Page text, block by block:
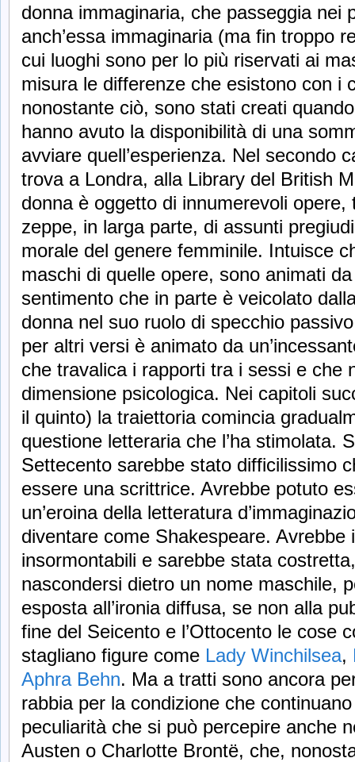
donna immaginaria, che passeggia nei
anch’essa immaginaria (ma fin troppo
cui luoghi sono per lo più riservati ai
misura le differenze che esistono con i
nonostante ciò, sono stati creati
hanno avuto la disponibilità di una
avviare quell’esperienza. Nel secondo
trova a Londra, alla Library del British
donna è oggetto di innumerevoli
zeppe, in larga parte, di assunti
morale del genere femminile. Intuisce
maschi di quelle opere, sono animati
sentimento che in parte è veicolato
donna nel suo ruolo di specchio
per altri versi è animato da
che travalica i rapporti tra i sessi e che
dimensione psicologica. Nei capitoli
il quinto) la traiettoria comincia
questione letteraria che l’ha stimolata.
Settecento sarebbe stato difficilissimo
essere una scrittrice. Avrebbe potuto
un’eroina della letteratura
diventare come Shakespeare. Avrebbe
insormontabili e sarebbe stata
nascondersi dietro un nome maschile,
esposta all’ironia diffusa, se non alla
fine del Seicento e l’Ottocento le cose
stagliano figure come Lady Winchilsea,
Aphra Behn. Ma a tratti sono ancora
rabbia per la condizione che
peculiarità che si può percepire anche
Austen o Charlotte Brontë, che,